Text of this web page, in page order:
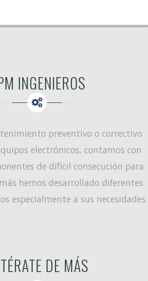
INGENIEROS
preventivo o correctivo
electrónicos, contamos con
de difícil consecución para
hemos desarrollado diferentes
especialmente a sus necesidades.
DE MÁS